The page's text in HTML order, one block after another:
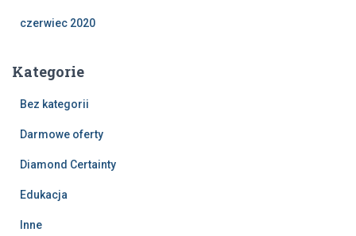
czerwiec 2020
Kategorie
Bez kategorii
Darmowe oferty
Diamond Certainty
Edukacja
Inne